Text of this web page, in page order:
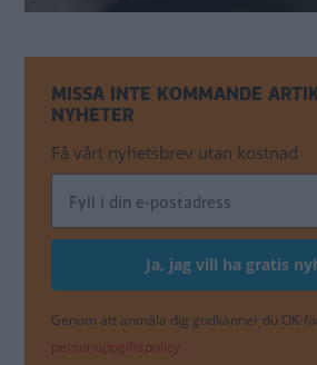
MISSA INTE KOMMANDE
NYHETER
Få vårt nyhetsbrev utan kostnad
Genom att anmäla dig godkänner du OK-
personuppgiftspolicy.